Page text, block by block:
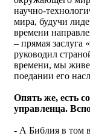
научно-
мира, будучи
времени
– прямая заслуга
руководил
времени, мы
поедании его
Опять же, есть
управленца.
- А Библия в том